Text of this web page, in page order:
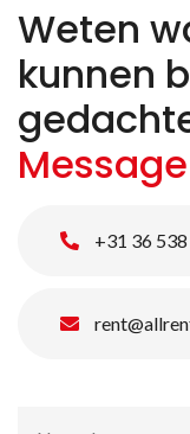
Weten
kunnen
+31 36